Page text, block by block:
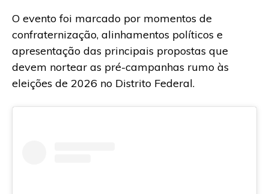
O evento foi marcado por momentos de
confraternização, alinhamentos políticos e
apresentação das principais propostas que
devem nortear as pré-campanhas rumo às
eleições de 2026 no Distrito Federal.